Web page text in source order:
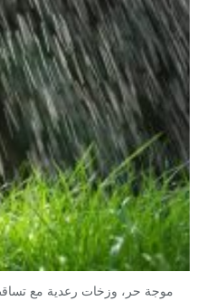
موجة حر، وزخات رعدية مع تساقط